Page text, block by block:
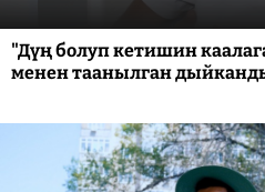
"Дүң болуп кетишин
менен таанылган